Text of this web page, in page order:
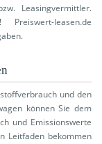
Leasingvermittler.
leasen.de
und den
können Sie dem
und Emissionswerte
Leitfaden bekommen